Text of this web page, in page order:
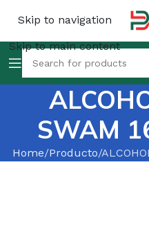
Skip to navigation
Skip to main content
SWAM
Home Producto